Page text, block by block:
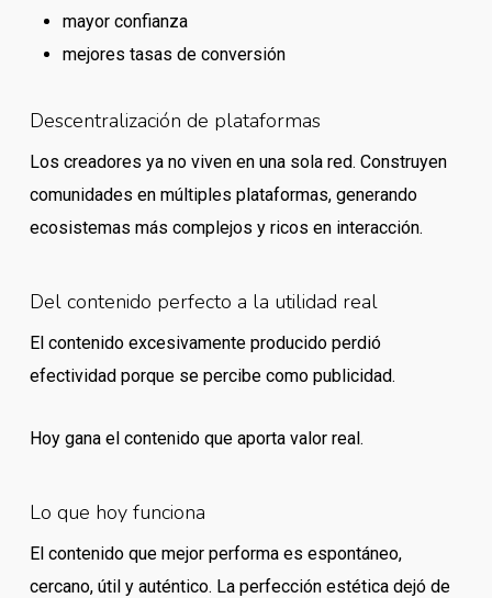
mayor confianza
mejores tasas de conversión
Descentralización de plataformas
Los creadores ya no viven en una sola red. Construyen
comunidades en múltiples plataformas, generando
ecosistemas más complejos y ricos en interacción.
Del contenido perfecto a la utilidad real
El contenido excesivamente producido perdió
efectividad porque se percibe como publicidad.
Hoy gana el contenido que aporta valor real.
Lo que hoy funciona
El contenido que mejor performa es espontáneo,
cercano, útil y auténtico. La perfección estética dejó de